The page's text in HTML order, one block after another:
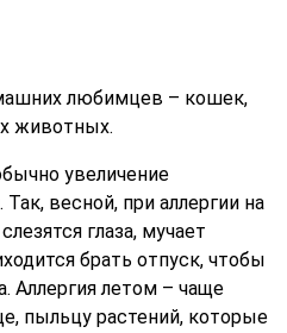
любимцев – кошек,
животных.
увеличение
весной, при аллергии на
глаза, мучает
брать отпуск, чтобы
Аллергия летом – чаще
пыльцу растений, которые